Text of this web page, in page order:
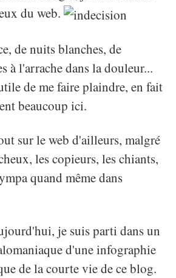
du web.
de nuits blanches, de
à l'arrache dans la douleur...
de me faire plaindre, en fait
beaucoup ici.
sur le web d'ailleurs, malgré
les copieurs, les chiants,
quand même dans
je suis parti dans un
d'une infographie
de la courte vie de ce blog.